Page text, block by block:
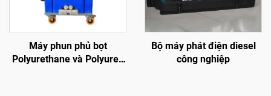
Máy phun phủ bọt
Polyurethane và Polyurea
Bộ máy phát điện diesel
công nghiệp